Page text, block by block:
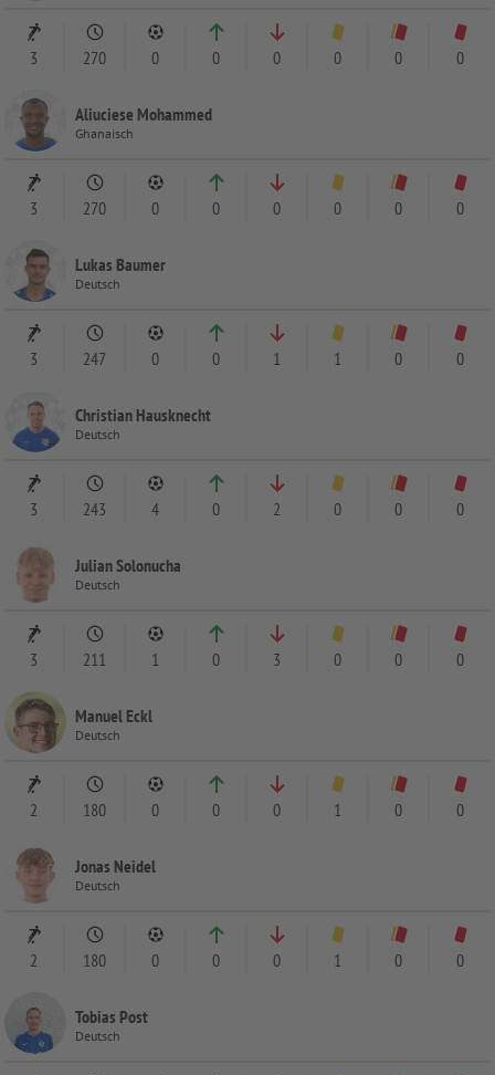
3 270 0 0 0 0 0 0
Aliuciese Mohammed
Ghanaisch
3 270 0 0 0 0 0 0
Lukas Baumer
Deutsch
3 247 0 0 1 1 0 0
Christian Hausknecht
Deutsch
3 243 4 0 2 0 0 0
Julian Solonucha
Deutsch
3 211 1 0 3 0 0 0
Manuel Eckl
Deutsch
2 180 0 0 0 1 0 0
Jonas Neidel
Deutsch
2 180 0 0 0 1 0 0
Tobias Post
Deutsch